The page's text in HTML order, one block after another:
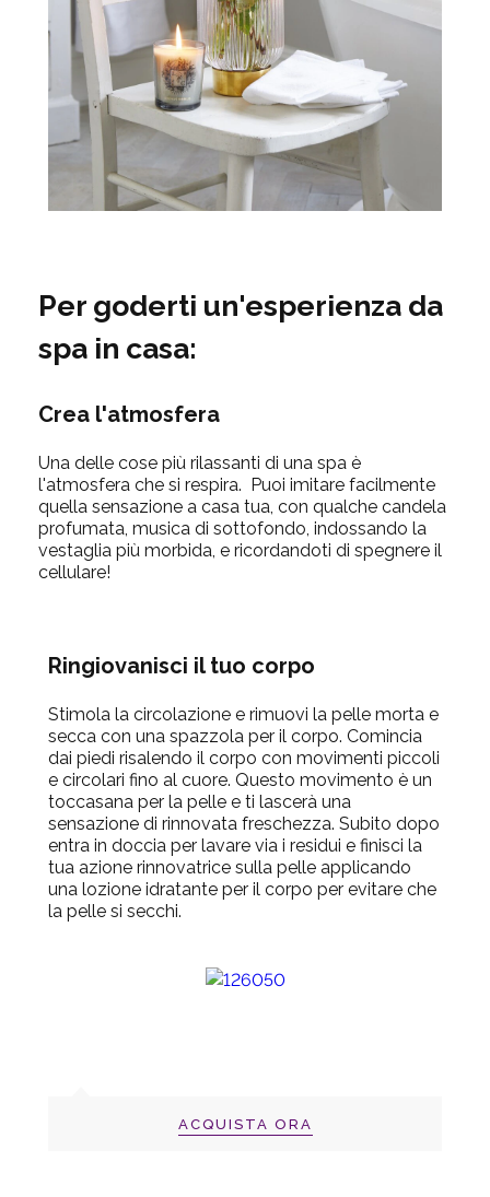
Per goderti un'esperienza da
spa in casa:
Crea l'atmosfera
Una delle cose più rilassanti di una spa è
l'atmosfera che si respira. Puoi imitare facilmente
quella sensazione a casa tua, con qualche candela
profumata, musica di sottofondo, indossando la
vestaglia più morbida, e ricordandoti di spegnere il
cellulare!
Ringiovanisci il tuo corpo
Stimola la circolazione e rimuovi la pelle morta e
secca con una spazzola per il corpo. Comincia
dai piedi risalendo il corpo con movimenti piccoli
e circolari fino al cuore. Questo movimento è un
toccasana per la pelle e ti lascerà una
sensazione di rinnovata freschezza. Subito dopo
entra in doccia per lavare via i residui e finisci la
tua azione rinnovatrice sulla pelle applicando
una lozione idratante per il corpo per evitare che
la pelle si secchi.
ACQUISTA ORA